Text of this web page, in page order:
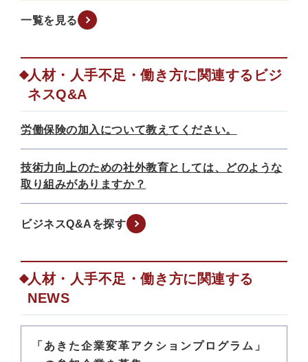
一覧を見る
人材・人手不足・働き方に関連するビジ
ネスQ&A
労働保険の加入について教えてください。
技術力向上のための社外教育としては、どのような
取り組みがありますか？
ビジネスQ&Aを探す
人材・人手不足・働き方に関連する
NEWS
「あきた企業変革アクションプログラム」